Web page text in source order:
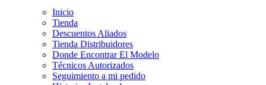
Inicio
Tienda
Descuentos Aliados
Tienda Distribuidores
Donde Encontrar El Modelo
Técnicos Autorizados
Seguimiento a mi pedido